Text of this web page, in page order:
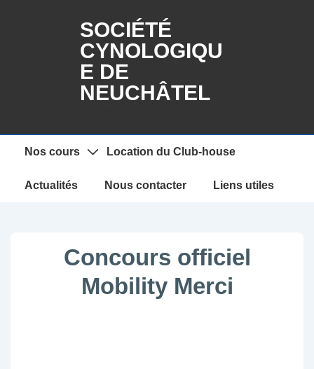
SOCIÉTÉ
CYNOLOGIQU
E DE
NEUCHÂTEL
Main
Nos cours Location du Club-house
Actualités Nous contacter Liens utiles
Concours officiel
Mobility Merci